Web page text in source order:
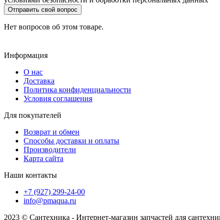
Отправить свой вопрос
Нет вопросов об этом товаре.
Информация
О нас
Доставка
Политика конфиденциальности
Условия соглашения
Для покупателей
Возврат и обмен
Способы доставки и оплаты
Производители
Карта сайта
Наши контакты
+7 (927) 299-24-00
info@pmaqua.ru
2023 © Сантехника - Интернет-магазин запчастей для